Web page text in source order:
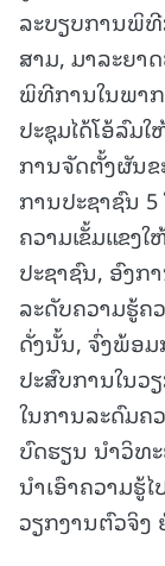
ລະບຽບການພິ
ສາມ, ມາລະຍາ
ພິທີການໃນພາ
ປະຊຸມໄດ້ໂອ້ລົມ
ການຈັດຕັ້ງຜັນ
ການປະຊາຊົນ 5
ຄວາມເຂັ້ມແຂງ
ປະຊາຊົນ, ອົງກ
ລະດັບຄວາມຮູ້
ດັ່ງນັ້ນ, ຈົ່ງພ້ອ
ປະສົບການໃນວ
ໃນການລະດົມຄ
ບົດຮຽນ ນໍາວິທ
ນຳເອົາຄວາມຮູ້
ວຽກງານຕົວຈິງ